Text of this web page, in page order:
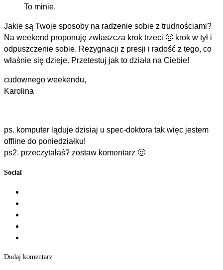
To minie.
Jakie są Twoje sposoby na radzenie sobie z trudnościami?
Na weekend proponuję zwłaszcza krok trzeci 🙂 krok w tył i
odpuszczenie sobie. Rezygnacji z presji i radość z tego, co
właśnie się dzieje. Przetestuj jak to działa na Ciebie!
cudownego weekendu,
Karolina
ps. komputer ląduje dzisiaj u spec-doktora tak więc jestem
offline do poniedziałku!
ps2. przeczytałaś? zostaw komentarz 🙂
Social
Dodaj komentarz